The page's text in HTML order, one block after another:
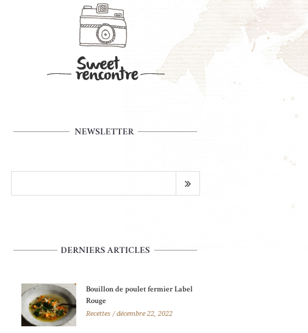
Bouillon de poulet fermier Label
Rouge
Recettes décembre 22, 2022